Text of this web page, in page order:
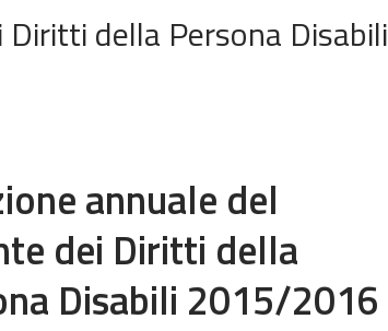
della Persona Disabili
annuale del
dei Diritti della
Disabili 2015/2016